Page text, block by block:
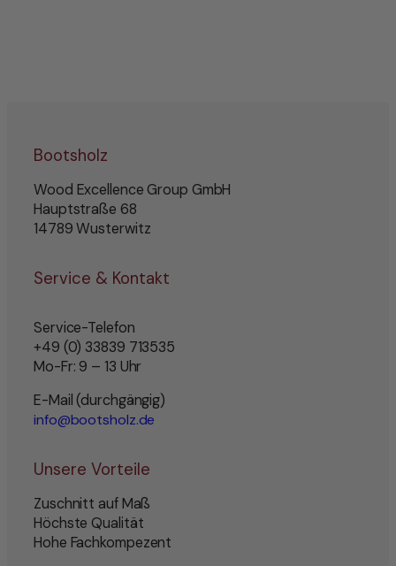
Bootsholz
Wood Excellence Group GmbH
Hauptstraße 68
14789 Wusterwitz
Service & Kontakt
Service-Telefon
+49 (0) 33839 713535
Mo-Fr: 9 – 13 Uhr
E-Mail (durchgängig)
info@bootsholz.de
Unsere Vorteile
Zuschnitt auf Maß
Höchste Qualität
Hohe Fachkompezent